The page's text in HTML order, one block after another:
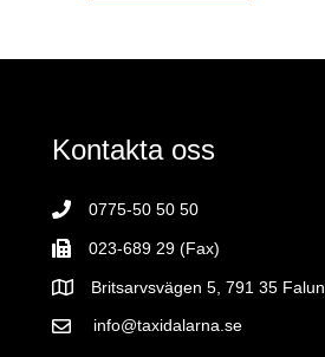
Kontakta oss
0775-50 50 50
023-689 29 (Fax)
Britsarvsvägen 5, 791 35 Falun
info@taxidalarna.se